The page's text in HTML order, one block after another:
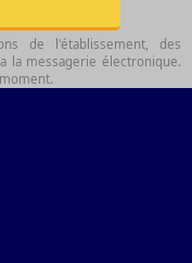
de l'établissement, des
la messagerie électronique.